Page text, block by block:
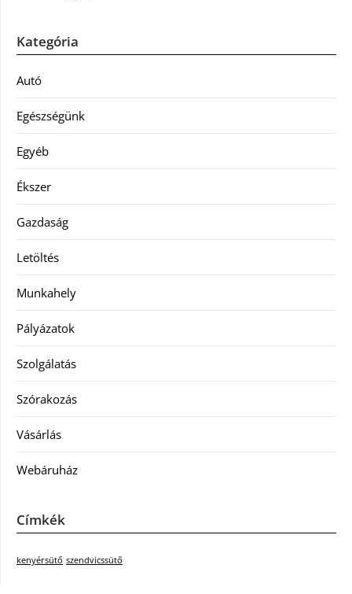
Kategória
Autó
Egészségünk
Egyéb
Ékszer
Gazdaság
Letöltés
Munkahely
Pályázatok
Szolgálatás
Szórakozás
Vásárlás
Webáruház
Címkék
kenyérsütő szendvicssütő